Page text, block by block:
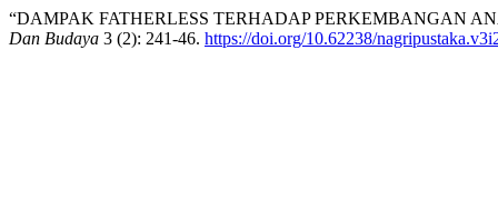
“DAMPAK FATHERLESS TERHADAP PERKEMBANGAN
Dan Budaya 3 (2): 241-46. https://doi.org/10.62238/